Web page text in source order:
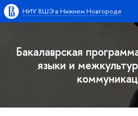
НИУ ВШЭ в Нижнем Новгороде
Бакалаврская
языки и